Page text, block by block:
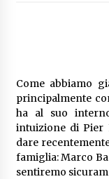
Come abbiamo
principalmente
ha al suo
intuizione di Pier
dare
famiglia: Marco
sentiremo